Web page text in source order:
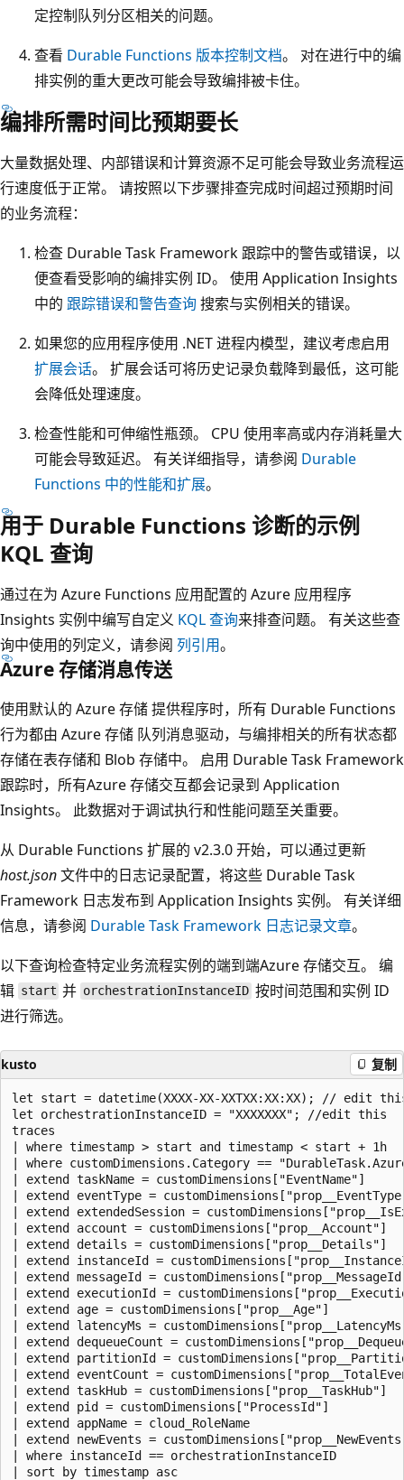
定控制队列分区相关的问题。
查看 Durable Functions 版本控制文档。 对在进行中的编
排实例的重大更改可能会导致编排被卡住。
编排所需时间比预期要长
大量数据处理、内部错误和计算资源不足可能会导致业务流程运
行速度低于正常。 请按照以下步骤排查完成时间超过预期时间
的业务流程：
检查 Durable Task Framework 跟踪中的警告或错误，以
便查看受影响的编排实例 ID。 使用 Application Insights
中的 跟踪错误和警告查询 搜索与实例相关的错误。
如果您的应用程序使用 .NET 进程内模型，建议考虑启用
扩展会话。 扩展会话可将历史记录负载降到最低，这可能
会降低处理速度。
检查性能和可伸缩性瓶颈。 CPU 使用率高或内存消耗量大
可能会导致延迟。 有关详细指导，请参阅 Durable
Functions 中的性能和扩展。
用于 Durable Functions 诊断的示例
KQL 查询
通过在为 Azure Functions 应用配置的 Azure 应用程序
Insights 实例中编写自定义 KQL 查询来排查问题。 有关这些查
询中使用的列定义，请参阅 列引用。
Azure 存储消息传送
使用默认的 Azure 存储 提供程序时，所有 Durable Functions
行为都由 Azure 存储 队列消息驱动，与编排相关的所有状态都
存储在表存储和 Blob 存储中。 启用 Durable Task Framework
跟踪时，所有Azure 存储交互都会记录到 Application
Insights。 此数据对于调试执行和性能问题至关重要。
从 Durable Functions 扩展的 v2.3.0 开始，可以通过更新
host.json文件中的日志记录配置，将这些 Durable Task
Framework 日志发布到 Application Insights 实例。 有关详细
信息，请参阅 Durable Task Framework 日志记录文章。
以下查询检查特定业务流程实例的端到端Azure 存储交互。 编
辑 start 并 orchestrationInstanceID 按时间范围和实例 ID
进行筛选。
kusto 复制
let start = datetime(XXXX-XX-XXTXX:XX:XX); // edit
let orchestrationInstanceID = "XXXXXXX"; //edit this
traces
| where timestamp > start and timestamp < start + 1h
| where customDimensions.Category ==
| extend taskName = customDimensions["EventName"]
| extend eventType =
| extend extendedSession =
| extend account = customDimensions["prop__Account"]
| extend details = customDimensions["prop__Details"]
| extend instanceId =
| extend messageId =
| extend executionId =
| extend age = customDimensions["prop__Age"]
| extend latencyMs =
| extend dequeueCount =
| extend partitionId =
| extend eventCount =
| extend taskHub = customDimensions["prop__TaskHub"]
| extend pid = customDimensions["ProcessId"]
| extend appName = cloud_RoleName
| extend newEvents =
| where instanceId == orchestrationInstanceID
| sort by timestamp asc